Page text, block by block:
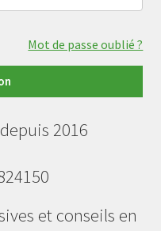
Mot de passe oublié ?
2016
et conseils en